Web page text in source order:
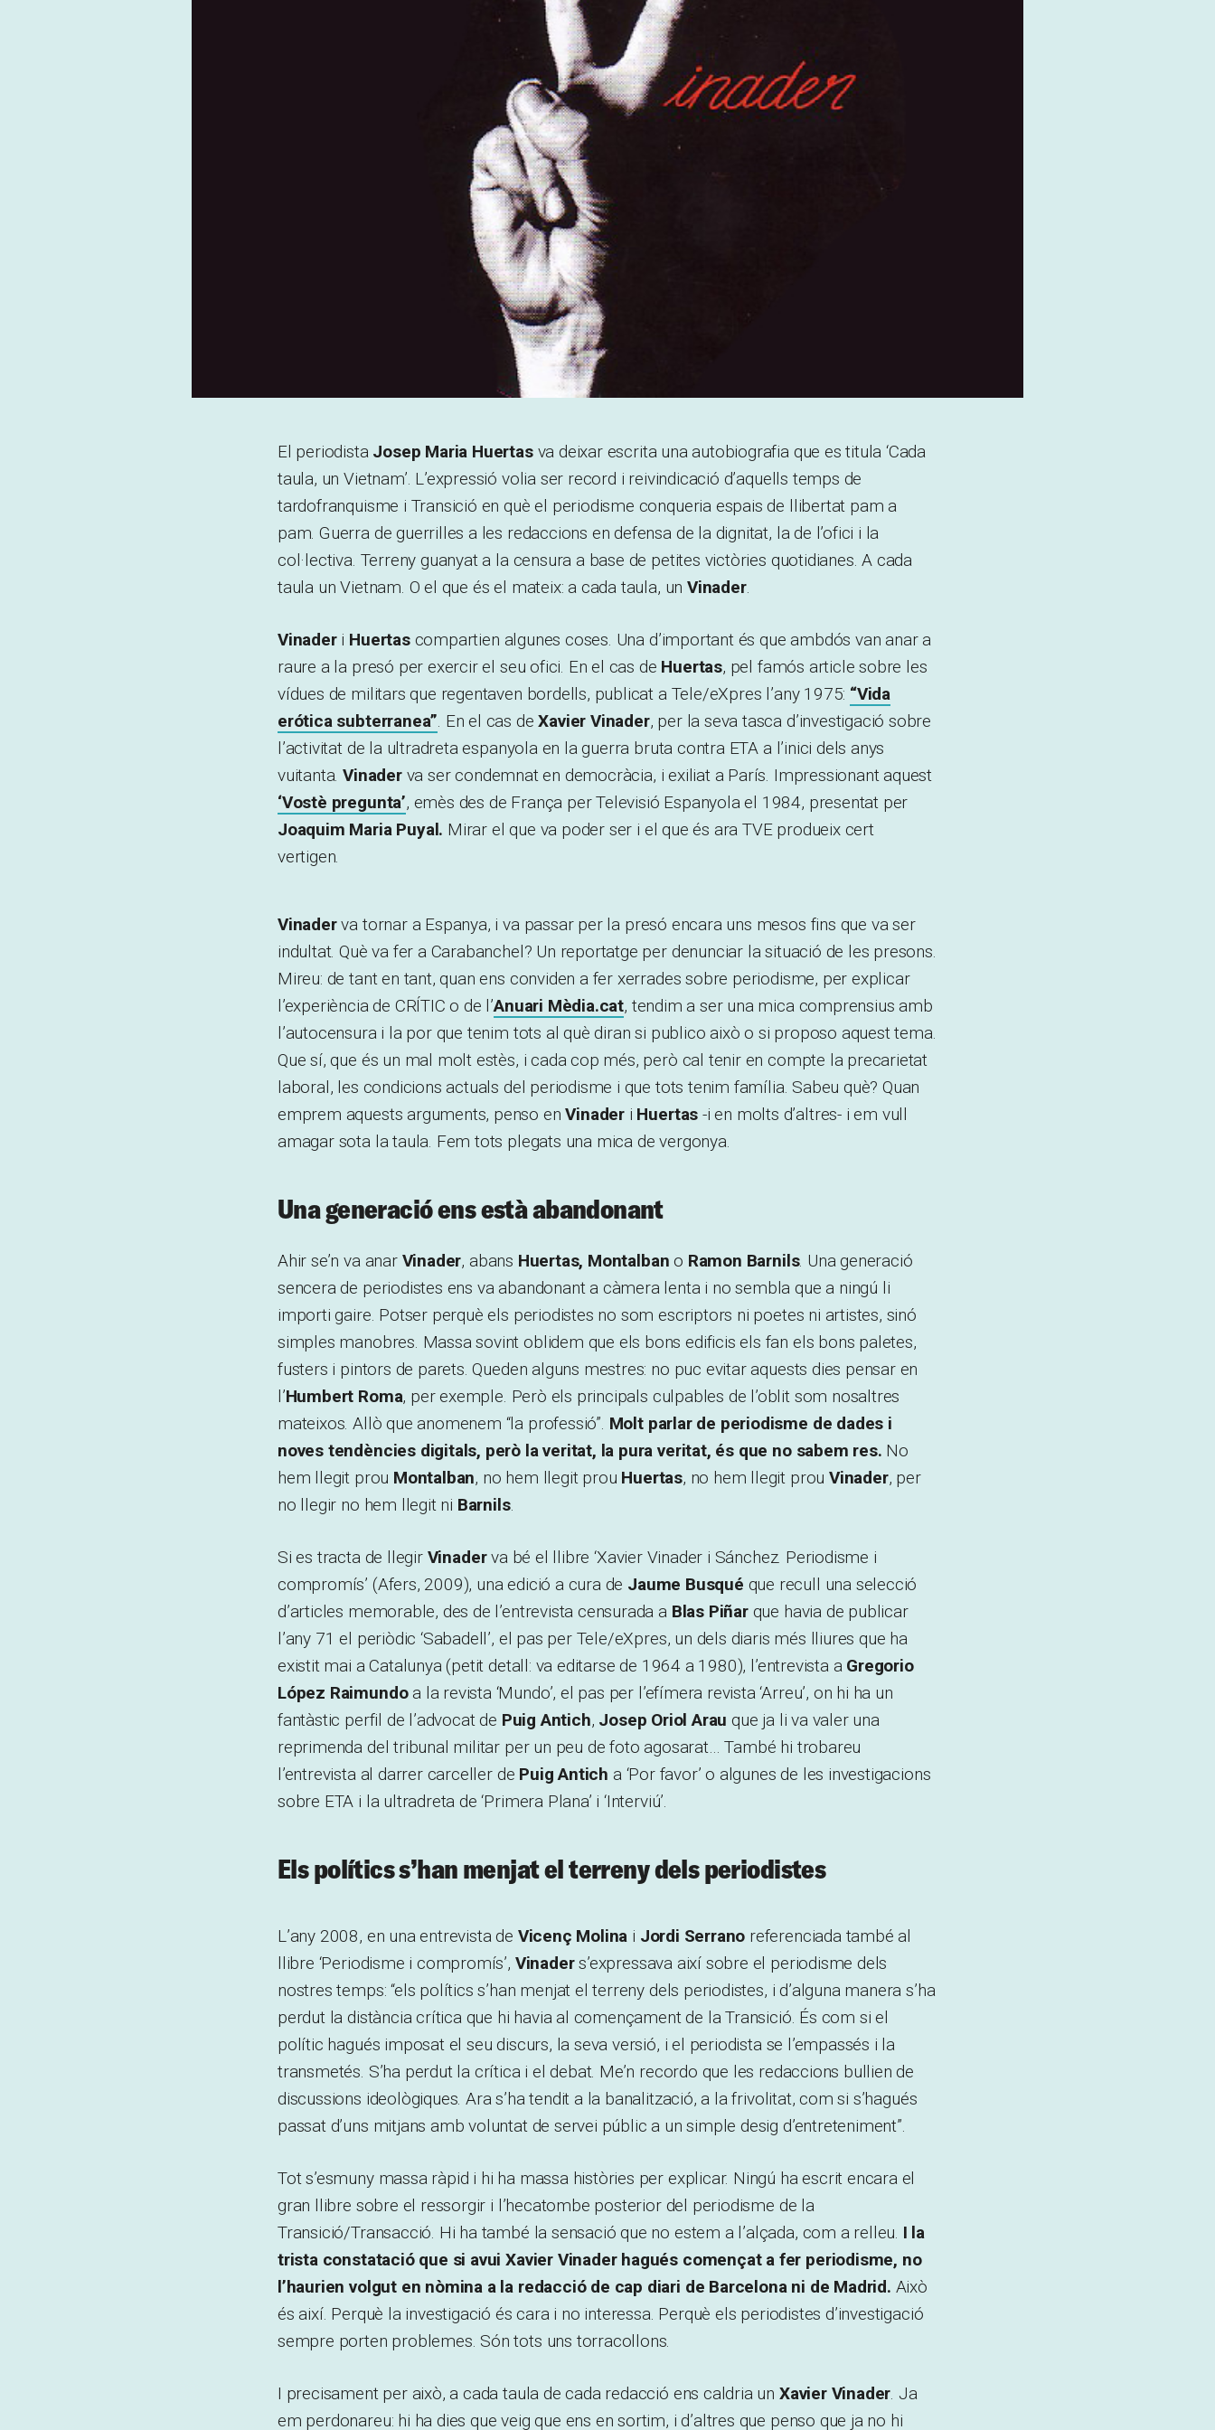
El periodista Josep Maria Huertasva deixar escrita una autobiografia que es titula ‘Cada
taula, un Vietnam’. L’expressió volia ser record i reivindicació d’aquells temps de
tardofranquisme i Transició en què el periodisme conqueria espais de llibertat pam a
pam. Guerra de guerrilles a les redaccions en defensa de la dignitat, la de l’ofici i la
col·lectiva. Terreny guanyat a la censura a base de petites victòries quotidianes. A cada
taula un Vietnam. O el que és el mateix: a cada taula, un Vinader.
Vinaderi Huertascompartien algunes coses. Una d’important és que ambdós van anar a
raure a la presó per exercir el seu ofici. En el cas de Huertas, pel famós article sobre les
vídues de militars que regentaven bordells, publicat a Tele/eXpres l’any 1975: “Vida
erótica subterranea”. En el cas deXavier Vinader, per la seva tasca d’investigació sobre
l’activitat de la ultradreta espanyola en la guerra bruta contra ETA a l’inici dels anys
vuitanta.Vinaderva ser condemnat en democràcia, i exiliat a París. Impressionant aquest
‘Vostè pregunta’, emès des de França per Televisió Espanyola el 1984, presentat per
Joaquim Maria Puyal. Mirar el que va poder ser i el que és ara TVE produeix cert
vertigen.
Vinaderva tornar a Espanya, i va passar per la presó encara uns mesos fins que va ser
indultat. Què va fer a Carabanchel? Un reportatge per denunciar la situació de les presons.
Mireu: de tant en tant, quan ens conviden a fer xerrades sobre periodisme, per explicar
l’experiència de CRÍTIC o de l’Anuari Mèdia.cat, tendim a ser una mica comprensius amb
l’autocensura i la por que tenim tots al què diran si publico això o si proposo aquest tema.
Que sí, que és un mal molt estès, i cada cop més, però cal tenir en compte la precarietat
laboral, les condicions actuals del periodisme i que tots tenim família. Sabeu què? Quan
emprem aquests arguments, penso enVinader i Huertas -i en molts d’altres- i em vull
amagar sota la taula. Fem tots plegats una mica de vergonya.
Una generació ens està abandonant
Ahir se’n va anar Vinader, abans Huertas, Montalban o Ramon Barnils. Una generació
sencera de periodistes ens va abandonant a càmera lenta i no sembla que a ningú li
importi gaire. Potser perquè els periodistes no som escriptors ni poetes ni artistes, sinó
simples manobres. Massa sovint oblidem que els bons edificis els fan els bons paletes,
fusters i pintors de parets. Queden alguns mestres: no puc evitar aquests dies pensar en
l’Humbert Roma, per exemple. Però els principals culpables de l’oblit som nosaltres
mateixos. Allò que anomenem “la professió”. Molt parlar de periodisme de dades i
noves tendències digitals, però la veritat, la pura veritat, és que no sabem res. No
hem llegit prou Montalban, no hem llegit prou Huertas, no hem llegit prou Vinader, per
no llegir no hem llegit ni Barnils.
Si es tracta de llegir Vinaderva bé el llibre ‘Xavier Vinader i Sánchez. Periodisme i
compromís’ (Afers, 2009), una edició a cura de Jaume Busqué que recull una selecció
d’articles memorable, des de l’entrevista censurada a Blas Piñarque havia de publicar
l’any 71 el periòdic ‘Sabadell’, el pas per Tele/eXpres, un dels diaris més lliures que ha
existit mai a Catalunya (petit detall: va editarse de 1964 a 1980), l’entrevista aGregorio
López Raimundoa la revista ‘Mundo’, el pas per l’efímera revista ‘Arreu’, on hi ha un
fantàstic perfil de l’advocat de Puig Antich, Josep Oriol Arau que ja li va valer una
reprimenda del tribunal militar per un peu de foto agosarat… També hi trobareu
l’entrevista al darrer carceller de Puig Antich a ‘Por favor’ o algunes de les investigacions
sobre ETA i la ultradreta de ‘Primera Plana’ i ‘Interviú’.
Els polítics s’han menjat el terreny dels periodistes
L’any 2008, en una entrevista de Vicenç Molina i Jordi Serrano referenciada també al
llibre ‘Periodisme i compromís’, Vinaders’expressava així sobre el periodisme dels
nostres temps: “els polítics s’han menjat el terreny dels periodistes, i d’alguna manera s’ha
perdut la distància crítica que hi havia al començament de la Transició. És com si el
polític hagués imposat el seu discurs, la seva versió, i el periodista se l’empassés i la
transmetés. S’ha perdut la crítica i el debat. Me’n recordo que les redaccions bullien de
discussions ideològiques. Ara s’ha tendit a la banalització, a la frivolitat, com si s’hagués
passat d’uns mitjans amb voluntat de servei públic a un simple desig d’entreteniment”.
Tot s’esmuny massa ràpid i hi ha massa històries per explicar. Ningú ha escrit encara el
gran llibre sobre el ressorgir i l’hecatombe posterior del periodisme de la
Transició/Transacció. Hi ha també la sensació que no estem a l’alçada, com a relleu. I la
trista constatació que si avui Xavier Vinader hagués començat a fer periodisme, no
l’haurien volgut en nòmina a la redacció de cap diari de Barcelona ni de Madrid. Això
és així. Perquè la investigació és cara i no interessa. Perquè els periodistes d’investigació
sempre porten problemes. Són tots uns torracollons.
I precisament per això, a cada taula de cada redacció ens caldria un Xavier Vinader. Ja
em perdonareu: hi ha dies que veig que ens en sortim, i d’altres que penso que ja no hi